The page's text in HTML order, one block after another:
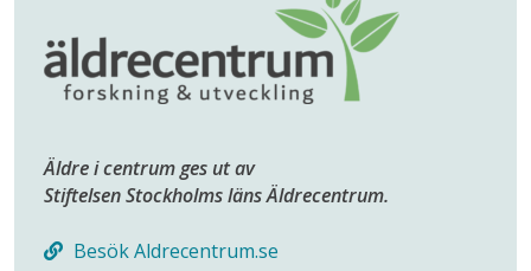
Äldre i centrum ges ut av
Stiftelsen Stockholms läns Äldrecentrum.
Besök Aldrecentrum.se